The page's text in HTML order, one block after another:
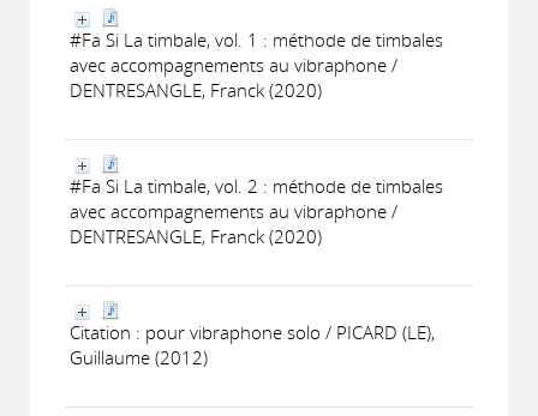
#Fa Si La timbale, vol. 1 : méthode de timbales
avec accompagnements au vibraphone /
DENTRESANGLE, Franck (2020)
#Fa Si La timbale, vol. 2 : méthode de timbales
avec accompagnements au vibraphone /
DENTRESANGLE, Franck (2020)
Citation : pour vibraphone solo / PICARD (LE),
Guillaume (2012)